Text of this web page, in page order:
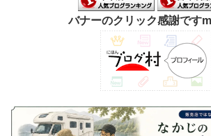
バナーのクリック感謝です